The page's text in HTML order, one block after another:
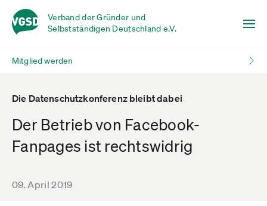
Verband der Gründer und
Selbstständigen Deutschland e.V.
Mitglied werden
Die Datenschutzkonferenz bleibt dabei
Der Betrieb von Facebook-
Fanpages ist rechtswidrig
09. April 2019